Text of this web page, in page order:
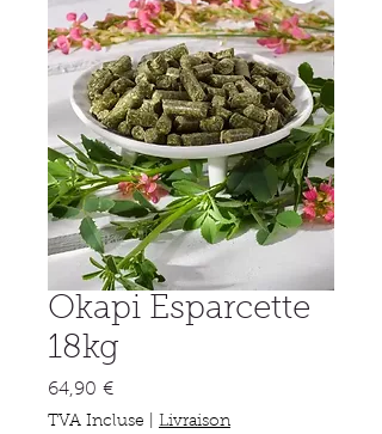
Okapi Esparcette
18kg
64,90 €Prix
TVA Incluse Livraison